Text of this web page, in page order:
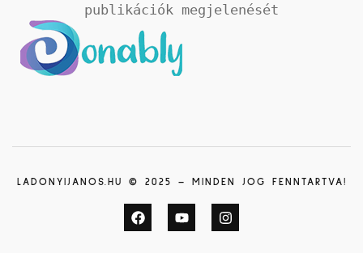
publikációk megjelenését
LADONYIJANOS.HU © 2025 – MINDEN JOG FENNTARTVA!